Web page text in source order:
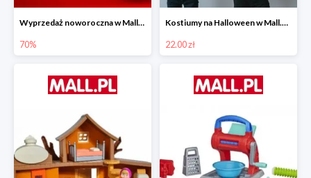
Wyprzedaż noworoczna w Mall.pl do -70%
70%
Kostiumy na Halloween w Mall.pl od 22 zł
22.00 zł